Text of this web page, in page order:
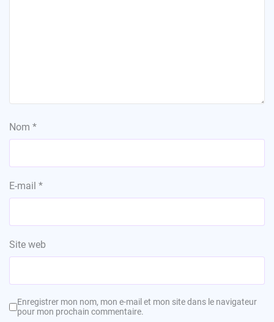
Nom *
E-mail *
Site web
Enregistrer mon nom, mon e-mail et mon site dans le navigateur
pour mon prochain commentaire.